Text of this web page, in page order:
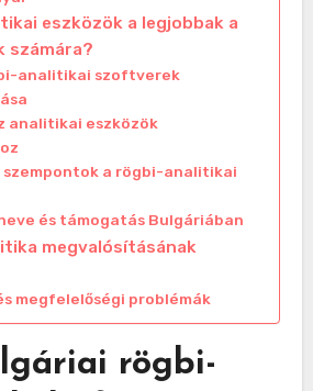
eszközök a legjobbak a
számára?
analitikai szoftverek
analitikai eszközök
a rögbi-analitikai
és támogatás Bulgáriában
megvalósításának
megfelelőségi problémák
rögbi-